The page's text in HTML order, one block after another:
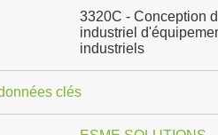
3320C - Conception
industriel
industriels
clés